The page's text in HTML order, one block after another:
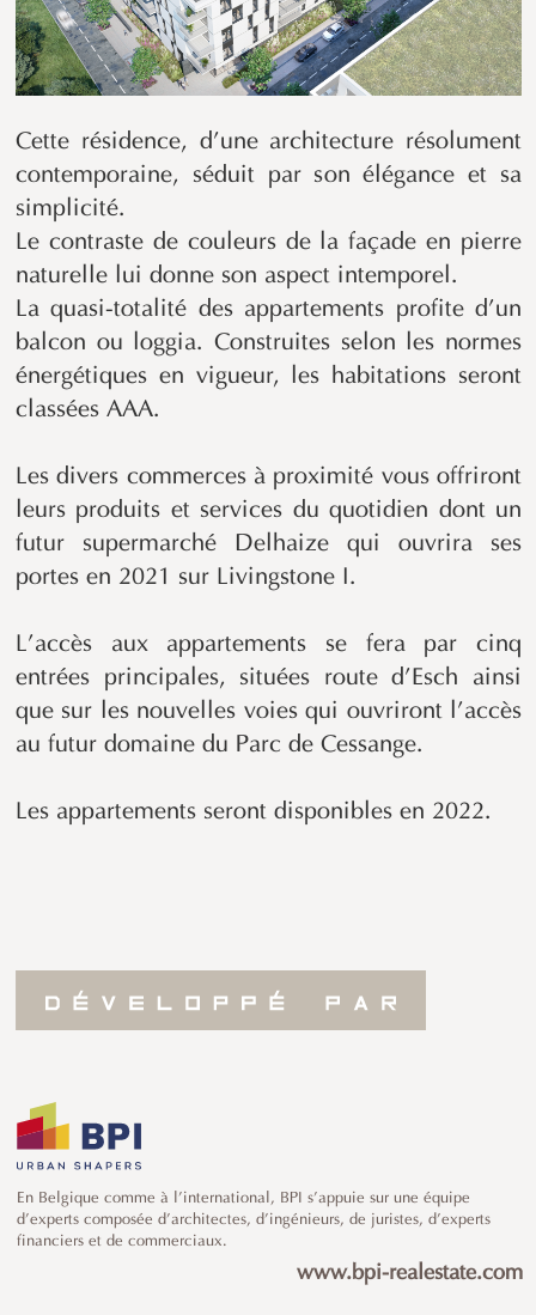
Cette résidence, d’une architecture résolument
contemporaine, séduit par son élégance et sa
simplicité.
Le contraste de couleurs de la façade en pierre
naturelle lui donne son aspect intemporel.
La quasi-totalité des appartements profite d’un
balcon ou loggia. Construites selon les normes
énergétiques en vigueur, les habitations seront
classées AAA.
Les divers commerces à proximité vous offriront
leurs produits et services du quotidien dont un
futur supermarché Delhaize qui ouvrira ses
portes en 2021 sur Livingstone I.
L’accès aux appartements se fera par cinq
entrées principales, situées route d’Esch ainsi
que sur les nouvelles voies qui ouvriront l’accès
au futur domaine du Parc de Cessange.
Les appartements seront disponibles en 2022.
En Belgique comme à l’international, BPI s’appuie sur une équipe
d’experts composée d’architectes, d’ingénieurs, de juristes, d’experts
financiers et de commerciaux.
www.bpi-realestate.com